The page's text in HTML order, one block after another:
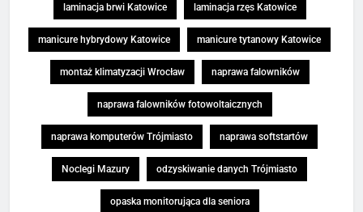
laminacja brwi Katowice laminacja rzęs Katowice
manicure hybrydowy Katowice manicure tytanowy Katowice
montaż klimatyzacji Wrocław naprawa falowników
naprawa falowników fotowoltaicznych
naprawa komputerów Trójmiasto naprawa softstartów
Noclegi Mazury odzyskiwanie danych Trójmiasto
opaska monitorująca dla seniora